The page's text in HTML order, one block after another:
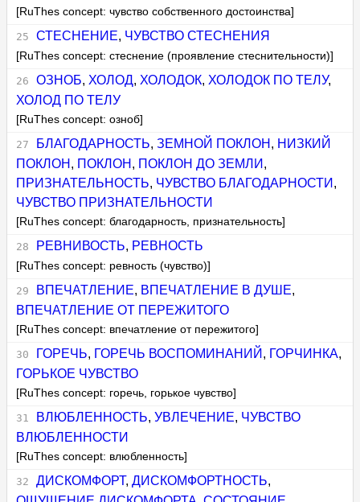
[RuThes concept: чувство собственного достоинства]
СТЕСНЕНИЕ, ЧУВСТВО СТЕСНЕНИЯ
[RuThes concept: стеснение (проявление стеснительности)]
ОЗНОБ, ХОЛОД, ХОЛОДОК, ХОЛОДОК ПО ТЕЛУ,
ХОЛОД ПО ТЕЛУ
[RuThes concept: озноб]
БЛАГОДАРНОСТЬ, ЗЕМНОЙ ПОКЛОН , НИЗКИЙ
ПОКЛОН , ПОКЛОН , ПОКЛОН ДО ЗЕМЛИ ,
ПРИЗНАТЕЛЬНОСТЬ, ЧУВСТВО БЛАГОДАРНОСТИ ,
ЧУВСТВО ПРИЗНАТЕЛЬНОСТИ
[RuThes concept: благодарность, признательность]
РЕВНИВОСТЬ, РЕВНОСТЬ
[RuThes concept: ревность (чувство)]
ВПЕЧАТЛЕНИЕ, ВПЕЧАТЛЕНИЕ В ДУШЕ,
ВПЕЧАТЛЕНИЕ ОТ ПЕРЕЖИТОГО
[RuThes concept: впечатление от пережитого]
ГОРЕЧЬ, ГОРЕЧЬ ВОСПОМИНАНИЙ , ГОРЧИНКА,
ГОРЬКОЕ ЧУВСТВО
[RuThes concept: горечь, горькое чувство]
ВЛЮБЛЕННОСТЬ, УВЛЕЧЕНИЕ, ЧУВСТВО
ВЛЮБЛЕННОСТИ
[RuThes concept: влюбленность]
ДИСКОМФОРТ, ДИСКОМФОРТНОСТЬ,